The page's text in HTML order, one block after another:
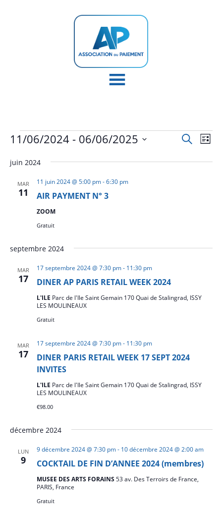
Évènements Recherche
de
Liste
11/06/2024 - 06/06/2025
une
juin 2024
MAR
11 AIR PAYMENT N° 3
11 juin 2024 @ 5:00 pm-6:30 pm
ZOOM
Gratuit
septembre 2024
MAR
17 DINER AP PARIS RETAIL WEEK 2024
17 septembre 2024 @ 7:30 pm- 11:30 pm
L'ILE Parc de l'Ile Saint Gemain 170 Quai de Stalingrad, ISSY
LES MOULINEAUX
Gratuit
MAR
17
DINER PARIS RETAIL WEEK 17 SEPT 2024
INVITES
17 septembre 2024 @ 7:30 pm- 11:30 pm
L'ILE Parc de l'Ile Saint Gemain 170 Quai de Stalingrad, ISSY
LES MOULINEAUX
€98.00
décembre 2024
LUN
9 COCKTAIL DE FIN D’ANNEE 2024 (membres)
9 décembre 2024 @ 7:30 pm- 10 décembre 2024 @ 2:00 am
MUSEE DES ARTS FORAINS 53 av. Des Terroirs de France,
PARIS, France
Gratuit